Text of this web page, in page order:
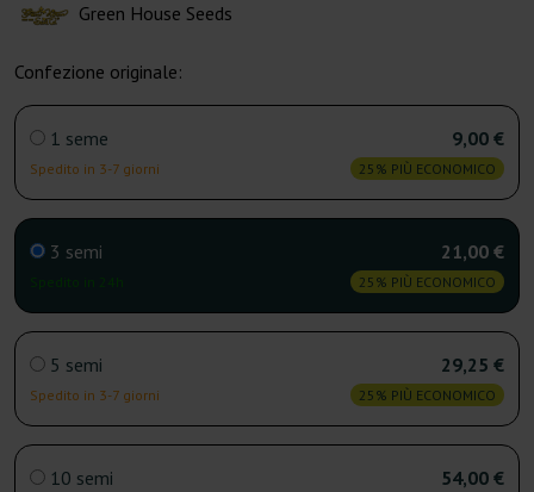
Green House Seeds
Confezione originale:
1 seme
Spedito in 3-7 giorni
9,00 €
25% PIÙ ECONOMICO
3 semi 21,00 €
25% PIÙ ECONOMICO
5 semi
Spedito in 3-7 giorni
29,25 €
25% PIÙ ECONOMICO
10 semi 54,00 €